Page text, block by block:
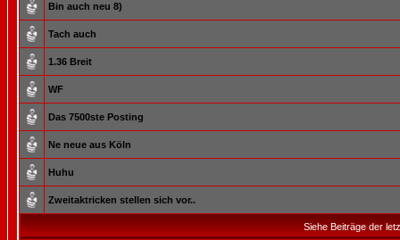
Bin auch neu 8)
Tach auch
1.36 Breit
WF
Das 7500ste Posting
Ne neue aus Köln
Huhu
Zweitaktricken stellen sich vor..
Siehe Beiträge der